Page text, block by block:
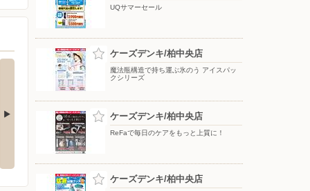
！猛暑対
夏のスマホ＆ネット応援フェア 夏のスマホ＆ネット応援フェア
UQサマーセール
ケーズデンキ/柏中央店
魔法瓶構造で持ち運ぶ氷のう アイスパッ
クシリーズ
ケーズデンキ/柏中央店
ReFaで毎日のケアをもっと上質に！
ケーズデンキ/柏中央店